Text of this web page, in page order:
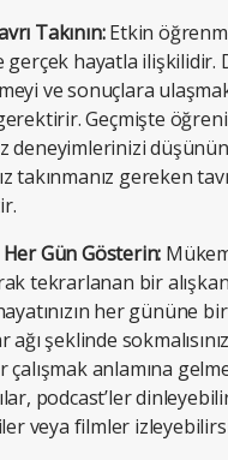
Takının:Etkin
gerçek hayatla
ve sonuçlara
Geçmişte
deneyimlerinizi
takınmanız gereken
Her Gün Gösterin:
tekrarlanan bir
her gününe bir
ağı şeklinde
anlamına
podcast’ler
veya filmler